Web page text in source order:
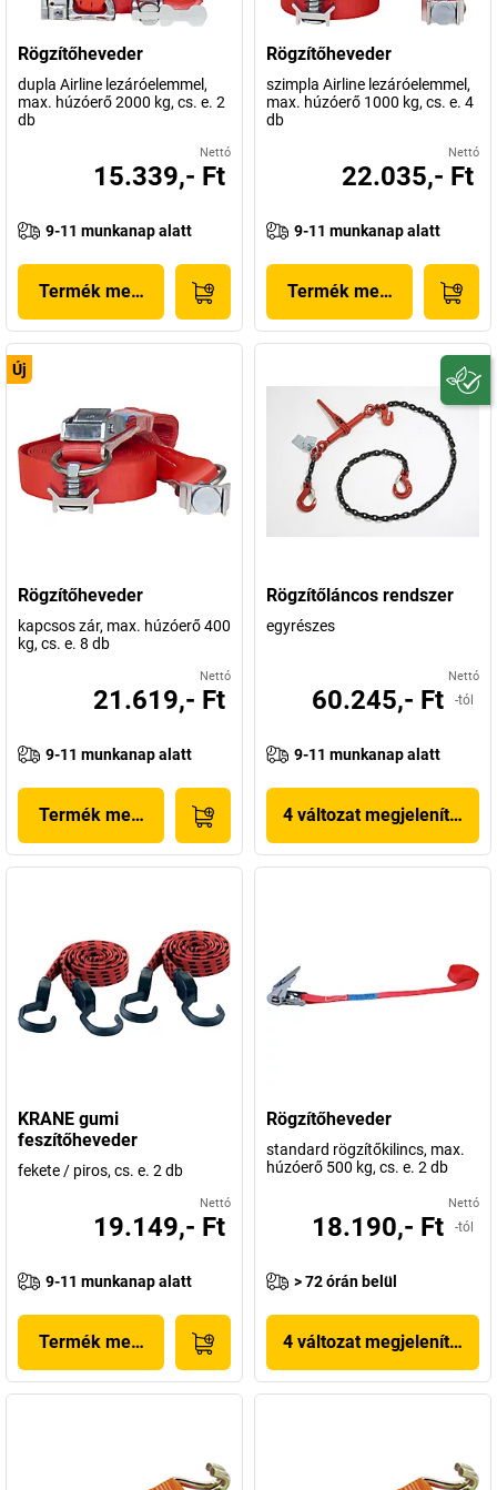
Rögzítőheveder
dupla Airline lezáróelemmel,
max. húzóerő 2000 kg, cs. e. 2
db
Nettó
15.339,- Ft
9-11 munkanap alatt
Termék megjelenítése
Rögzítőheveder
szimpla Airline lezáróelemmel,
max. húzóerő 1000 kg, cs. e. 4
db
Nettó
22.035,- Ft
9-11 munkanap alatt
Termék megjelenítése
Új
Rögzítőheveder
kapcsos zár, max. húzóerő 400
kg, cs. e. 8 db
Nettó
21.619,- Ft
9-11 munkanap alatt
Termék megjelenítése
Rögzítőláncos rendszer
egyrészes
Nettó
60.245,- Ft -tól
9-11 munkanap alatt
4 változat megjelenítése
KRANE gumi
feszítőheveder
fekete / piros, cs. e. 2 db
Nettó
19.149,- Ft
9-11 munkanap alatt
Termék megjelenítése
Rögzítőheveder
standard rögzítőkilincs, max.
húzóerő 500 kg, cs. e. 2 db
Nettó
18.190,- Ft -tól
> 72 órán belül
4 változat megjelenítése